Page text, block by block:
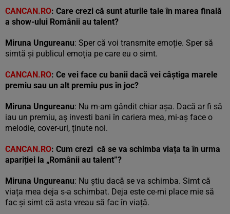
CANCAN.RO: Care crezi că sunt aturile tale în marea finală
a show-ului Românii au talent?
Miruna Ungureanu: Sper că voi transmite emoție. Sper să
simtă și publicul emoția pe care eu o simt.
CANCAN.RO: Ce vei face cu banii dacă vei câștiga marele
premiu sau un alt premiu pus în joc?
Miruna Ungureanu: Nu m-am gândit chiar așa. Dacă ar fi să
iau un premiu, aș investi bani în cariera mea, mi-aș face o
melodie, cover-uri, ținute noi.
CANCAN.RO: Cum crezi că se va schimba viața ta în urma
apariției la „Românii au talent”?
Miruna Ungureanu: Nu știu dacă se va schimba. Simt că
viața mea deja s-a schimbat. Deja este ce-mi place mie să
fac și simt că asta vreau să fac în viață.